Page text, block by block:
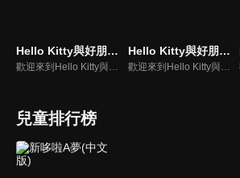
Hello Kitty與好朋友的超可愛大冒險S3(中文版)
歡迎來到Hello Kitty與好朋友的超可愛大冒險!與Hello Kitty, 大眼蛙, 酷企鵝, 美樂蒂, 布丁狗還有酷洛米, 準備和朋友們一起經歷有趣的冒險吧!
Hello Kitty與好朋友的超可愛大冒險S5(中文版)
歡迎來到Hello Kitty與好朋友的超可愛大冒險!與Hello Kitty, 大眼蛙, 酷企鵝, 美樂蒂, 布丁狗還有酷洛米, 準備和朋友們一起經歷有趣的冒險吧!
兒童排行榜